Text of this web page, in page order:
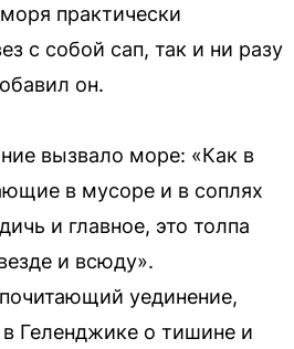
практически
с собой сап, так и ни разу
он.
вызвало море: «Как в
в мусоре и в соплях
и главное, это толпа
и всюду».
уединение,
в Геленджике о тишине и